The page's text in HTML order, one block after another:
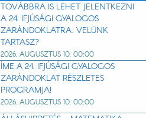
TOVÁBBRA IS LEHET JELENTKEZNI
A 24. IFJÚSÁGI GYALOGOS
ZARÁNDOKLATRA. VELÜNK
TARTASZ?
2026. AUGUSZTUS 10. 00:00
ÍME A 24. IFJÚSÁGI GYALOGOS
ZARÁNDOKLAT RÉSZLETES
PROGRAMJA!
2026. AUGUSZTUS 10. 00:00